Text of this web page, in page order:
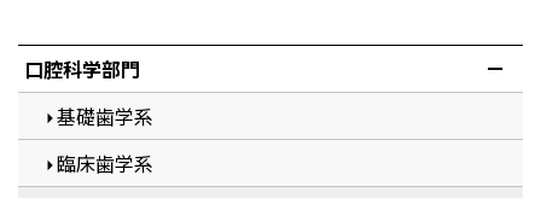
口腔科学部門
基礎歯学系
臨床歯学系